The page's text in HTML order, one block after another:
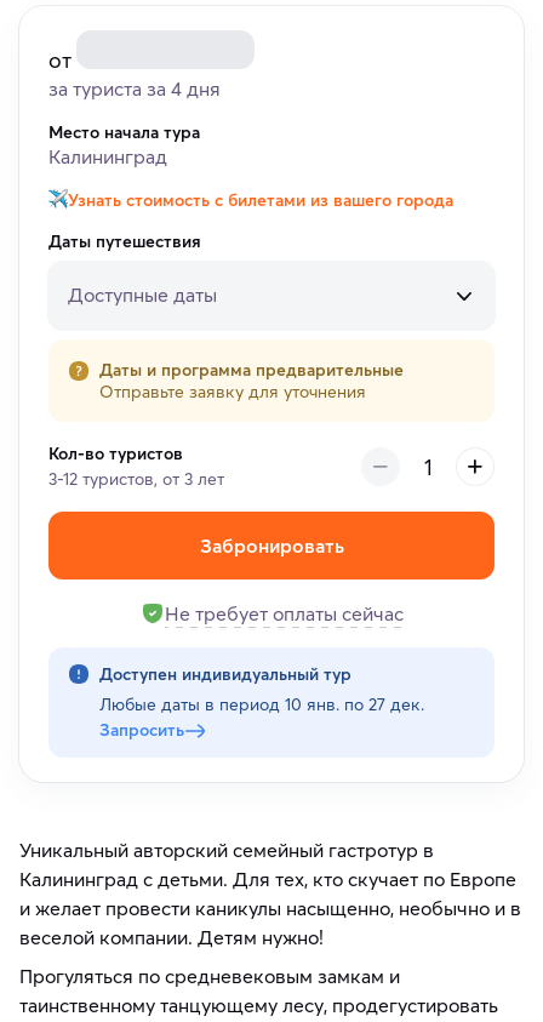
от
за туриста за 4 дня
Место начала тура
Калининград
Узнать стоимость с билетами из вашего города
Даты путешествия
Доступные даты
Даты и программа предварительные
Отправьте заявку для уточнения
Кол-во туристов
3-12 туристов, от 3 лет
Забронировать
Не требует оплаты сейчас
Доступен индивидуальный тур
Любые даты в период 10 янв. по 27 дек.
Запросить
Уникальный авторский семейный гастротур в
Калининград с детьми. Для тех, кто скучает по Европе
и желает провести каникулы насыщенно, необычно и в
веселой компании. Детям нужно!
Прогуляться по средневековым замкам и
таинственному танцующему лесу, продегустировать